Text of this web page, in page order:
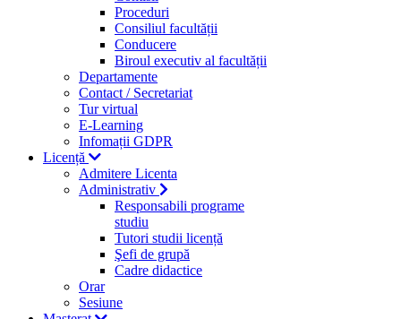
Proceduri
Consiliul facultății
Conducere
Biroul executiv al facultății
Departamente
Contact / Secretariat
Tur virtual
E-Learning
Infomații GDPR
Licență
Admitere Licenta
Administrativ
Responsabili programe
studiu
Tutori studii licență
Şefi de grupă
Cadre didactice
Orar
Sesiune